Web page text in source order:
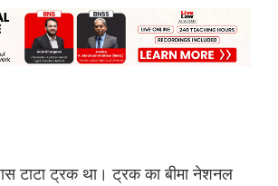
टाटा ट्रक था। ट्रक का बीमा नेशनल